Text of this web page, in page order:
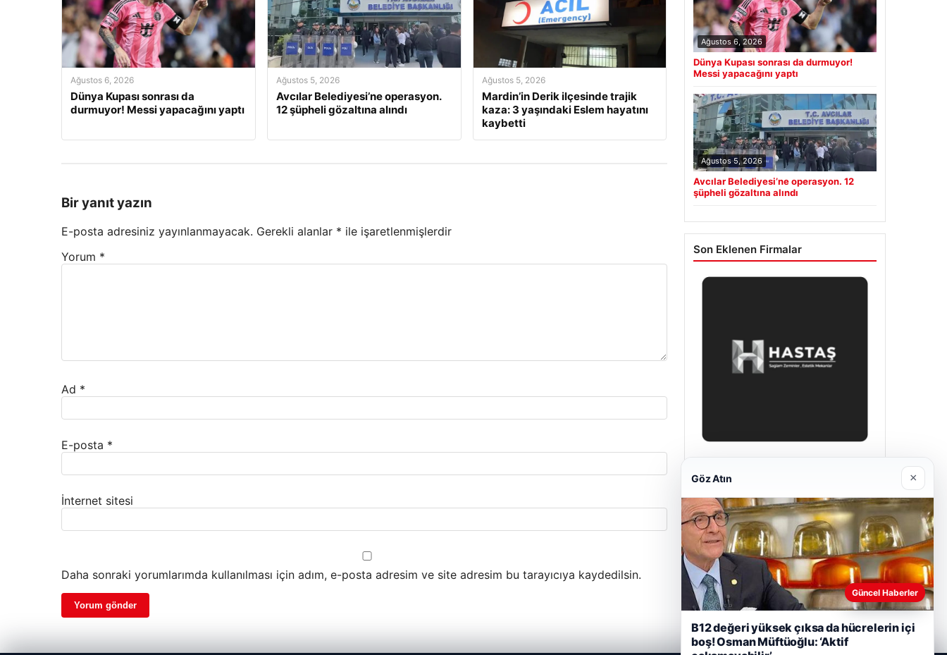
Ağustos 6, 2026
Dünya Kupası sonrası da
durmuyor! Messi yapacağını yaptı
Ağustos 5, 2026
Avcılar Belediyesi’ne operasyon.
12 şüpheli gözaltına alındı
Ağustos 5, 2026
Mardin’in Derik ilçesinde trajik
kaza: 3 yaşındaki Eslem hayatını
kaybetti
Bir yanıt yazın
E-posta adresiniz yayınlanmayacak. Gerekli alanlar * ile işaretlenmişlerdir
Yorum *
Ad *
E-posta *
İnternet sitesi
Daha sonraki yorumlarımda kullanılması için adım, e-posta adresim ve site adresim bu tarayıcıya kaydedilsin.
Ağustos 6, 2026
Dünya Kupası sonrası da durmuyor!
Messi yapacağını yaptı
Ağustos 5, 2026
Avcılar Belediyesi’ne operasyon. 12
şüpheli gözaltına alındı
Son Eklenen Firmalar
Nisan 29, 2026
Göz Atın ×
Güncel Haberler
B12 değeri yüksek çıksa da hücrelerin içi
boş! Osman Müftüoğlu: ‘Aktif